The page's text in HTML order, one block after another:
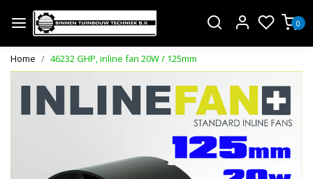
0
Home 46232 GHP, inline fan 20W / 125mm